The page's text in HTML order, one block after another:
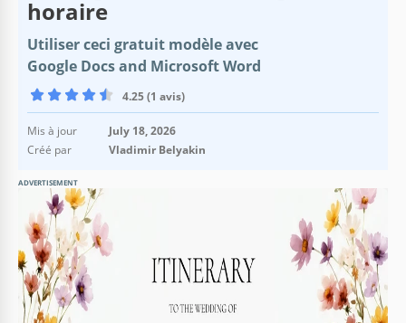
horaire
Utiliser ceci gratuit modèle avec
Google Docs and Microsoft Word
4.25 (1 avis)
Mis à jour
July 18, 2026
Créé par
Vladimir Belyakin
ADVERTISEMENT